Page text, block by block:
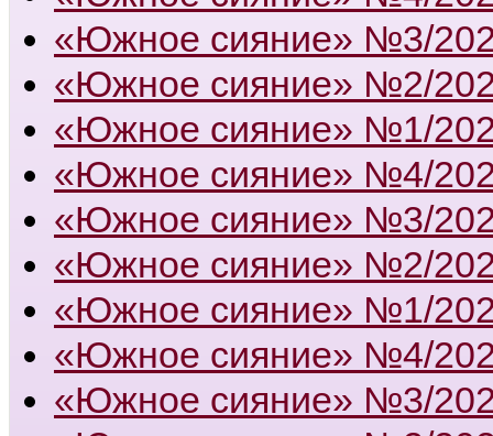
«Южное сияние» №3/
«Южное сияние» №2/
«Южное сияние» №1/
«Южное сияние» №4/
«Южное сияние» №3/
«Южное сияние» №2/
«Южное сияние» №1/
«Южное сияние» №4/
«Южное сияние» №3/